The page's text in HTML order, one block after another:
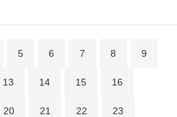
5 6 7 8 9
13 14 15 16
20 21 22 23